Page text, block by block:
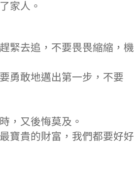
家人。
緊去追，不要畏畏縮縮，機
勇敢地邁出第一步，不要
，又後悔莫及。
寶貴的財富，我們都要好好